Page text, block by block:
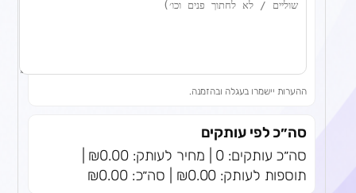
ההערות יישמרו בעגלה ובהזמנה.
סה״כ לפי עותקים
סה״כ עותקים: 0 | מחיר לעותק: ₪0.00 |
תוספות לעותק: ₪0.00 | סה״כ: ₪0.00